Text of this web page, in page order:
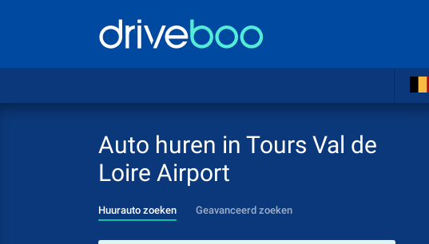
Auto huren in Tours Val de
Loire Airport
Huurauto zoeken Geavanceerd zoeken